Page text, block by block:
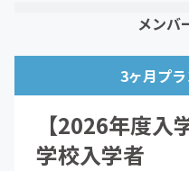
メンバ
3ヶ月プ
【2026年度
学校入学者